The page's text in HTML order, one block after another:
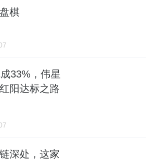
棋
33%，伟星
阳达标之路
深处，这家